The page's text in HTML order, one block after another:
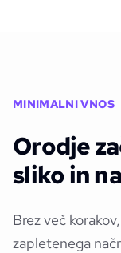
MINIMALNI VNOS
Orodje
sliko in
Brez več
zapletenega